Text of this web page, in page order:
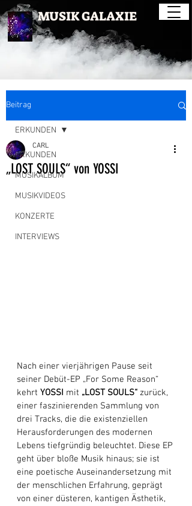
MUSIK GALAXIE
Beitrag
ERKUNDEN
MUSIKALBUM
MUSIKVIDEOS
KONZERTE
INTERVIEWS
ERKUNDEN
„LOST SOULS“ von YOSSI
CARL
Nach einer vierjährigen Pause seit
seiner Debüt-EP „For Some Reason“
kehrt YOSSI mit „LOST SOULS“ zurück,
einer faszinierenden Sammlung von
drei Tracks, die die existenziellen
Herausforderungen des modernen
Lebens tiefgründig beleuchtet. Diese EP
geht über bloße Musik hinaus; sie ist
eine poetische Auseinandersetzung mit
der menschlichen Erfahrung, geprägt
von einer düsteren, kantigen Ästhetik,